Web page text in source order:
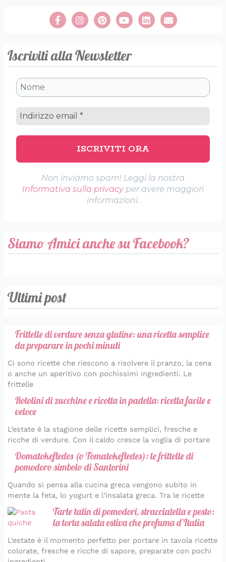
Iscriviti alla Newsletter
Non inviamo spam! Leggi la nostra
Informativa sulla privacyper avere maggiori
informazioni.
Siamo Amici anche su Facebook?
Ultimi post
Frittelle di verdure senza glutine: una ricetta semplice
da preparare in pochi minuti
Ci sono ricette che riescono a risolvere il pranzo, la cena
o anche un aperitivo con pochissimi ingredienti. Le
frittelle
Rotolini di zucchine e ricotta in padella: ricetta facile e
veloce
L’estate è la stagione delle ricette semplici, fresche e
ricche di verdure. Con il caldo cresce la voglia di portare
Domatokeftedes (o Tomatokeftedes): le frittelle di
pomodoro simbolo di Santorini
Quando si pensa alla cucina greca vengono subito in
mente la feta, lo yogurt e l’insalata greca. Tra le ricette
Tarte tatin di pomodori, stracciatella e pesto:
la torta salata estiva che profuma d’Italia
L’estate è il momento perfetto per portare in tavola ricette
colorate, fresche e ricche di sapore, preparate con pochi